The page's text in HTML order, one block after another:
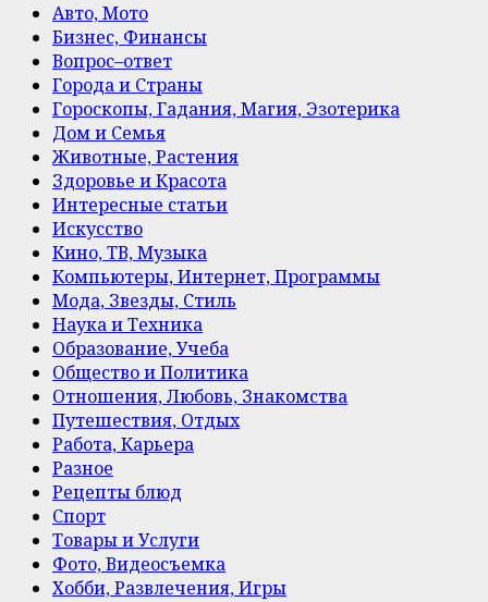
Авто, Мото
Бизнес, Финансы
Вопрос–ответ
Города и Страны
Гороскопы, Гадания, Магия, Эзотерика
Дом и Семья
Животные, Растения
Здоровье и Красота
Интересные статьи
Искусство
Кино, ТВ, Музыка
Компьютеры, Интернет, Программы
Мода, Звезды, Стиль
Наука и Техника
Образование, Учеба
Общество и Политика
Отношения, Любовь, Знакомства
Путешествия, Отдых
Работа, Карьера
Разное
Рецепты блюд
Спорт
Товары и Услуги
Фото, Видеосъемка
Хобби, Развлечения, Игры